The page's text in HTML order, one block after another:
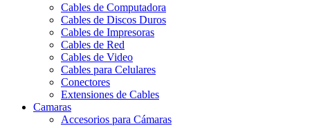
Cables de Computadora
Cables de Discos Duros
Cables de Impresoras
Cables de Red
Cables de Video
Cables para Celulares
Conectores
Extensiones de Cables
Camaras
Accesorios para Cámaras